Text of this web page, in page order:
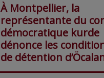
À Montpellier, la
représentante du
démocratique kurde
dénonce les
de détention